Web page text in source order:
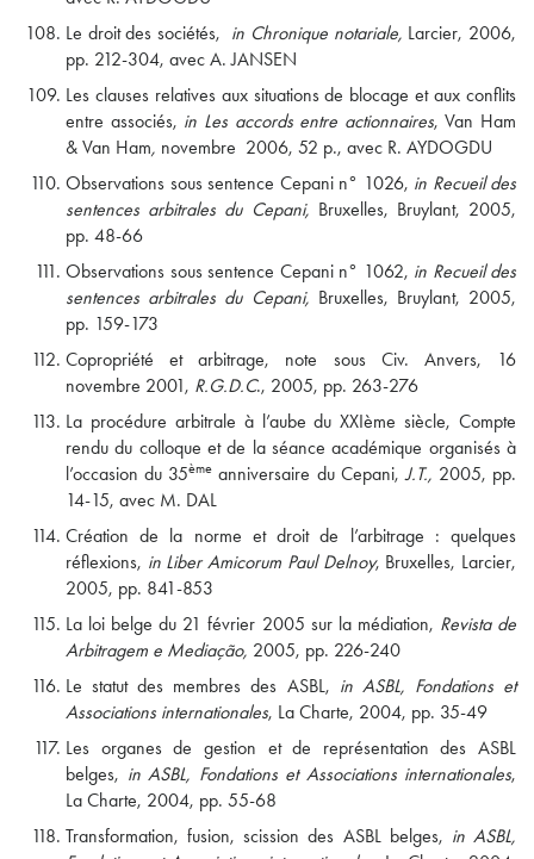
Le droit des sociétés, in Chronique notariale, Larcier, 2006,
pp. 212-304, avec A. JANSEN
Les clauses relatives aux situations de blocage et aux conflits
entre associés, in Les accords entre actionnaires, Van Ham
& Van Ham, novembre 2006, 52 p., avec R. AYDOGDU
Observations sous sentence Cepani n° 1026, in Recueil des
sentences arbitrales du Cepani, Bruxelles, Bruylant, 2005,
pp. 48-66
Observations sous sentence Cepani n° 1062, in Recueil des
sentences arbitrales du Cepani, Bruxelles, Bruylant, 2005,
pp. 159-173
Copropriété et arbitrage, note sous Civ. Anvers, 16
novembre 2001, R.G.D.C., 2005, pp. 263-276
La procédure arbitrale à l’aube du XXIème siècle, Compte
rendu du colloque et de la séance académique organisés à
l’occasion du 35ème anniversaire du Cepani,J.T., 2005, pp.
14-15, avec M. DAL
Création de la norme et droit de l’arbitrage : quelques
réflexions, in Liber Amicorum Paul Delnoy, Bruxelles, Larcier,
2005, pp. 841-853
La loi belge du 21 février 2005 sur la médiation, Revista de
Arbitragem e Mediação, 2005, pp. 226-240
Le statut des membres des ASBL, in ASBL, Fondations et
Associations internationales, La Charte, 2004, pp. 35-49
Les organes de gestion et de représentation des ASBL
belges, in ASBL, Fondations et Associations internationales,
La Charte, 2004, pp. 55-68
Transformation, fusion, scission des ASBL belges, in ASBL,